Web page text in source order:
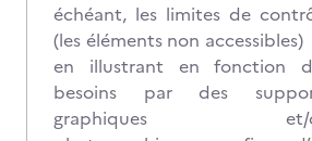
échéant, les limites de
(les éléments non
en illustrant en fonction
besoins par des
graphiques et/